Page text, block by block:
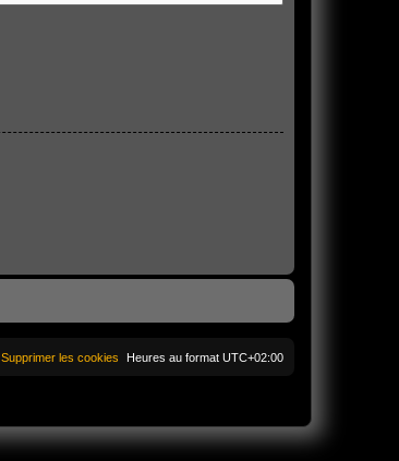
Heures au format UTC+02:00
Supprimer les cookies